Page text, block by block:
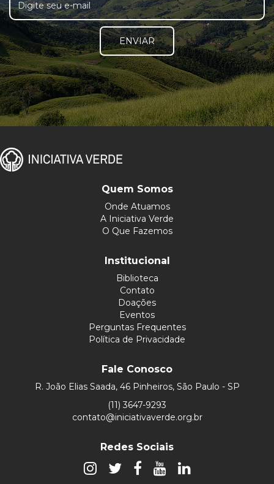
ENVIAR
Quem Somos
Onde Atuamos
A Iniciativa Verde
O Que Fazemos
Institucional
Biblioteca
Contato
Doações
Eventos
Perguntas Frequentes
Política de Privacidade
Fale Conosco
R. João Elias Saada, 46 Pinheiros, São Paulo - SP
(11) 3647-9293
contato@iniciativaverde.org.br
Redes Sociais